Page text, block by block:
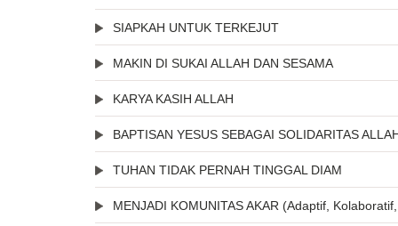
SIAPKAH UNTUK TERKEJUT
MAKIN DI SUKAI ALLAH DAN SESAMA
KARYA KASIH ALLAH
BAPTISAN YESUS SEBAGAI SOLIDARITAS
TUHAN TIDAK PERNAH TINGGAL DIAM
MENJADI KOMUNITAS AKAR (Adaptif,